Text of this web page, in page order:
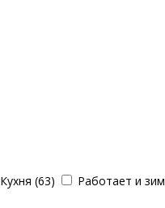
Кухня (63) Работает и